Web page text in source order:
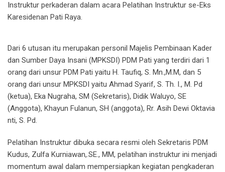
Instruktur perkaderan dalam acara Pelatihan Instruktur se-Eks
Karesidenan Pati Raya.
Dari 6 utusan itu merupakan personil Majelis Pembinaan Kader
dan Sumber Daya Insani (MPKSDI) PDM Pati yang terdiri dari 1
orang dari unsur PDM Pati yaitu H. Taufiq, S. Mn.,M.M, dan 5
orang dari unsur MPKSDI yaitu Ahmad Syarif, S. Th. I., M. Pd
(ketua), Eka Nugraha, SM (Sekretaris), Didik Waluyo, SE
(Anggota), Khayun Fulanun, SH (anggota), Rr. Asih Dewi Oktavia
nti, S. Pd.
Pelatihan Instruktur dibuka secara resmi oleh Sekretaris PDM
Kudus, Zulfa Kurniawan,.SE., MM, pelatihan instruktur ini menjadi
momentum awal dalam mempersiapkan kegiatan pengkaderan